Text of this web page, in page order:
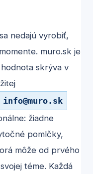
nedajú vyrobiť,
muro.sk je
skrýva v
info@muro.sk
žiadne
pomlčky,
môže od prvého
téme. Každá